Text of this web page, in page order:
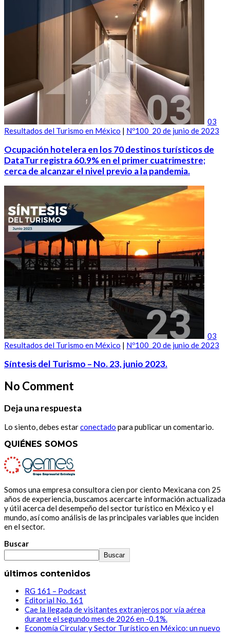
03
Resultados del Turismo en México | Nº100_20 de junio de 2023
Ocupación hotelera en los 70 destinos turísticos de
DataTur registra 60.9% en el primer cuatrimestre;
cerca de alcanzar el nivel previo a la pandemia.
03
Resultados del Turismo en México | Nº100_20 de junio de 2023
Síntesis del Turismo – No. 23, junio 2023.
No Comment
Deja una respuesta
Lo siento, debes estarconectado para publicar un comentario.
QUIÉNES SOMOS
Somos una empresa consultora cien por ciento Mexicana con 25
años de experiencia, buscamos acercarte información actualizada
y útil acerca del desempeño del sector turístico en México y el
mundo, así como análisis de las principales variables que inciden
en el sector.
Buscar
Buscar
últimos contenidos
RG 161 – Podcast
Editorial No. 161
Cae la llegada de visitantes extranjeros por vía aérea
durante el segundo mes de 2026 en -0.1%.
Economía Circular y Sector Turístico en México: un nuevo